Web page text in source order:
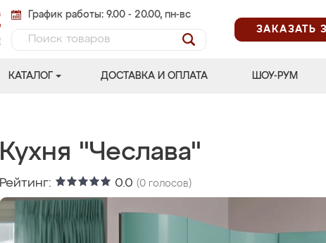
График работы: 9.00 - 20.00, пн-вс
ЗАКАЗАТЬ
КАТАЛОГ ДОСТАВКА И ОПЛАТА ШОУ-РУМ
Кухня "Чеслава"
Рейтинг: 0.0 (0 голосов)